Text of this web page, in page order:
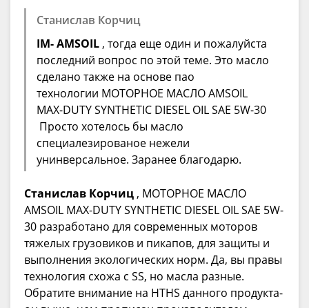
Станислав Корчиц
IM- AMSOIL , тогда еще один и пожалуйста
последний вопрос по этой теме. Это масло
сделано также на основе пао
технологии МОТОРНОЕ МАСЛО AMSOIL
MAX-DUTY SYNTHETIC DIESEL OIL SAE 5W-30
Просто хотелось бы масло
специалезированое нежели
унинверсальное. Заранее благодарю.
Станислав Корчиц , МОТОРНОЕ МАСЛО
AMSOIL MAX-DUTY SYNTHETIC DIESEL OIL SAE 5W-
30 разработано для современных моторов
тяжелых грузовиков и пикапов, для защиты и
выполнения экологических норм. Да, вы правы
технология схожа с SS, но масла разные.
Обратите внимание на HTHS данного продукта-